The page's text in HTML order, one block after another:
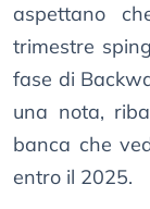
aspettano
trimestre
fase di
una nota,
banca che
entro il 2025.